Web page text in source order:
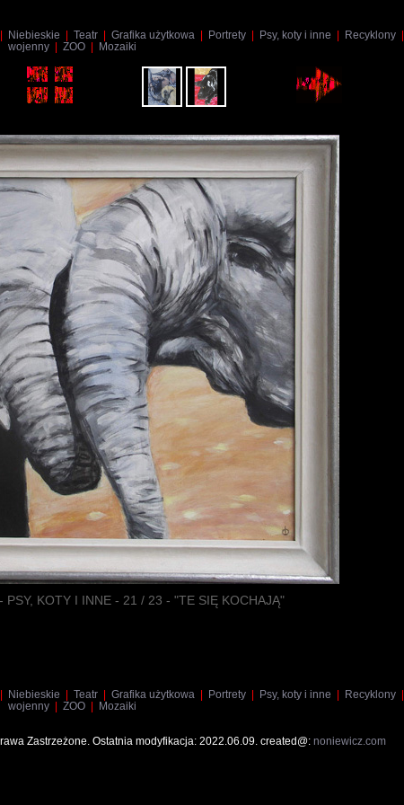
Niebieskie | Teatr| Grafika użytkowa | Portrety| Psy, koty i inne | Recyklony|
wojenny| ZOO| Mozaiki
PSY, KOTY I INNE - 21 / 23 - "TE SIĘ KOCHAJĄ"
Niebieskie | Teatr| Grafika użytkowa | Portrety| Psy, koty i inne | Recyklony|
wojenny| ZOO| Mozaiki
Zastrzeżone. Ostatnia modyfikacja: 2022.06.09. created@: noniewicz.com